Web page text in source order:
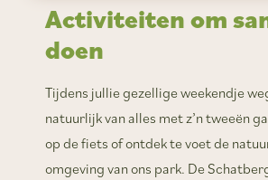
Activiteiten om
doen
Tijdens jullie gezellige weekendje
natuurlijk van alles met z’n tweeën
op de fiets of ontdek te voet de
omgeving van ons park. De